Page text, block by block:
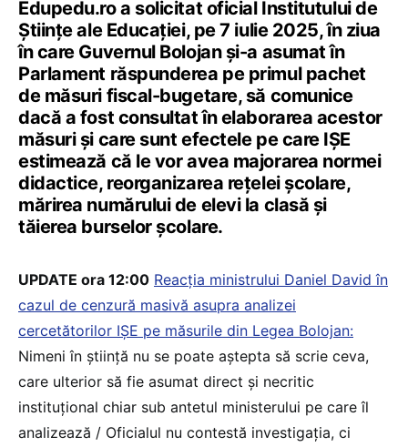
Edupedu.ro a solicitat oficial Institutului de
Științe ale Educației, pe 7 iulie 2025, în ziua
în care Guvernul Bolojan și-a asumat în
Parlament răspunderea pe primul pachet
de măsuri fiscal-bugetare, să comunice
dacă a fost consultat în elaborarea acestor
măsuri și care sunt efectele pe care IȘE
estimează că le vor avea majorarea normei
didactice, reorganizarea rețelei școlare,
mărirea numărului de elevi la clasă și
tăierea burselor școlare.
UPDATE ora 12:00 Reacția ministrului Daniel David în
cazul de cenzură masivă asupra analizei
cercetătorilor IȘE pe măsurile din Legea Bolojan:
Nimeni în știință nu se poate aștepta să scrie ceva,
care ulterior să fie asumat direct și necritic
instituțional chiar sub antetul ministerului pe care îl
analizează / Oficialul nu contestă investigația, ci